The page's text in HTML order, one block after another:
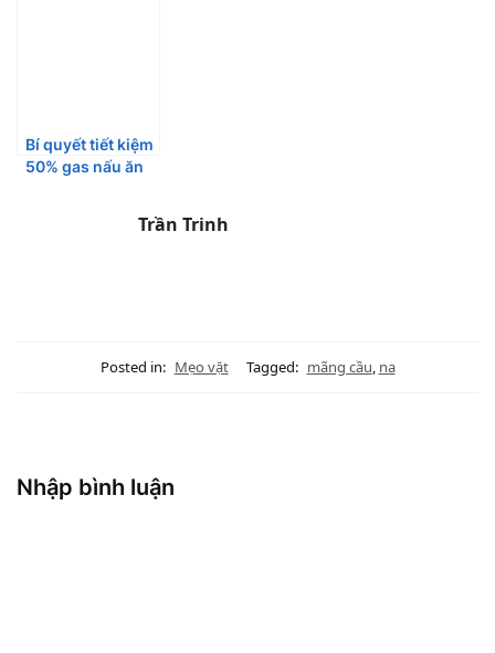
Bí quyết tiết kiệm
50% gas nấu ăn
Trần Trinh
Posted in: Mẹo vặt Tagged: mãng cầu na
Nhập bình luận